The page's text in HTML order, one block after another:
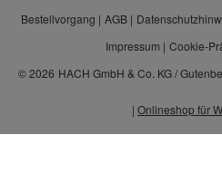
Bestellvorgang
AGB
Impressum
Cookie-
© 2026 HACH GmbH & Co. KG /
| Onlineshop für